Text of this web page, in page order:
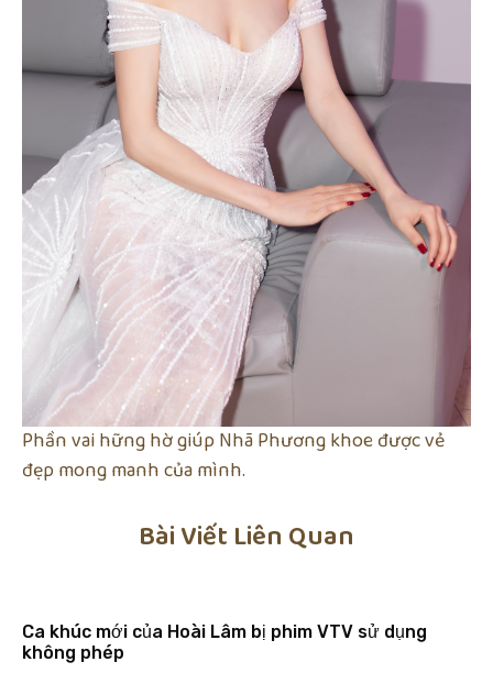
Phần vai hững hờ giúp Nhã Phương khoe được vẻ
đẹp mong manh của mình.
Bài Viết Liên Quan
Ca khúc mới của Hoài Lâm bị phim VTV sử dụng
không phép